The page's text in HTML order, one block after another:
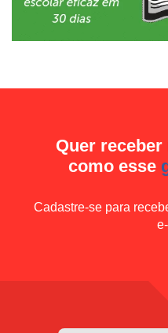
Quer
como esse
Cadastre-se para